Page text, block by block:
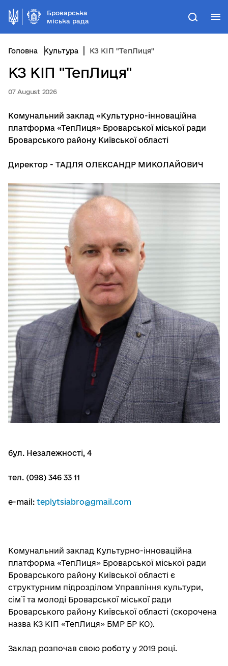
Броварська
міська рада
Пошук
Головна Культура КЗ КІП "ТепЛиця"
КЗ КІП "ТепЛиця"
07 August 2026
Комунальний заклад «Культурно-інноваційна
платформа «ТепЛиця» Броварської міської ради
Броварського району Київської області
Директор - ТАДЛЯ ОЛЕКСАНДР МИКОЛАЙОВИЧ
бул. Незалежності, 4
тел. (098) 346 33 11
e-mail: teplytsiabro@gmail.com
Комунальний заклад Культурно-інноваційна
платформа «ТепЛиця» Броварської міської ради
Броварського району Київської області є
структурним підрозділом Управління культури,
сім`ї та молоді Броварської міської ради
Броварського району Київської області (скорочена
назва КЗ КІП «ТепЛиця» БМР БР КО).
Заклад розпочав свою роботу у 2019 році.